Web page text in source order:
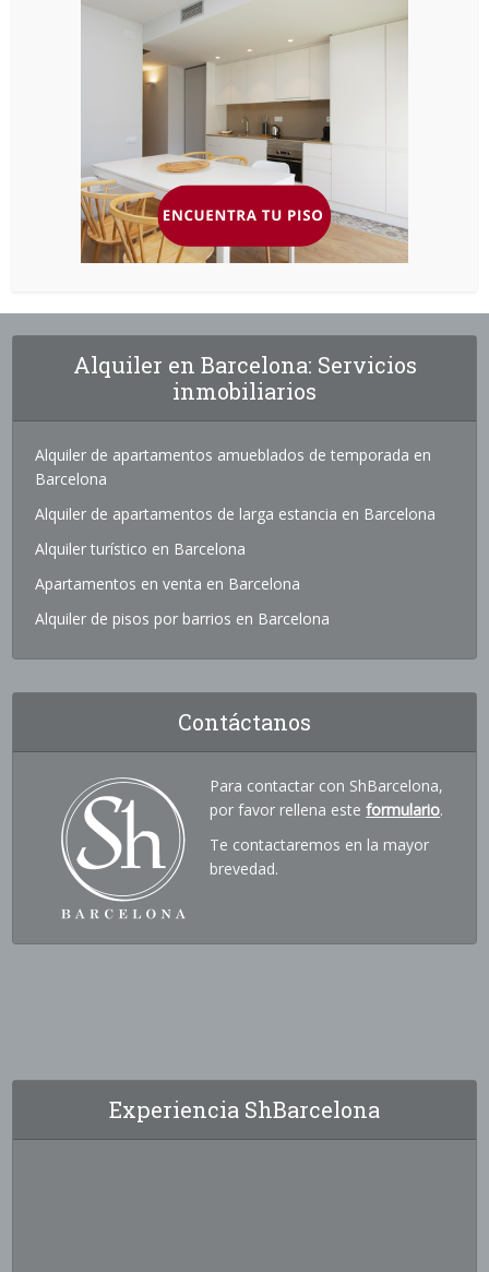
Alquiler en Barcelona: Servicios
inmobiliarios
Alquiler de apartamentos amueblados de temporada en
Barcelona
Alquiler de apartamentos de larga estancia en Barcelona
Alquiler turístico en Barcelona
Apartamentos en venta en Barcelona
Alquiler de pisos por barrios en Barcelona
Contáctanos
Para contactar con ShBarcelona,
por favor rellena esteformulario.
Te contactaremos en la mayor
brevedad.
Experiencia ShBarcelona